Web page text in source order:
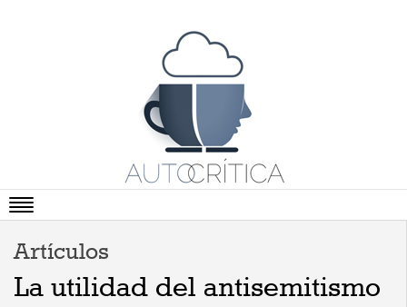
Artículos
La utilidad del antisemitismo